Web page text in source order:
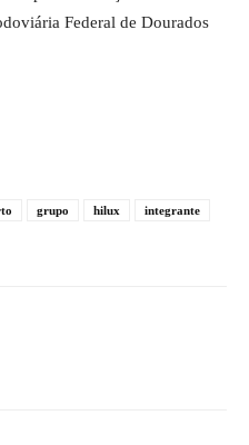
Federal de Dourados
grupo hilux
integrante